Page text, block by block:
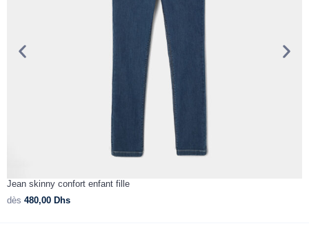
Jean skinny confort enfant fille
dès 480,00 Dhs